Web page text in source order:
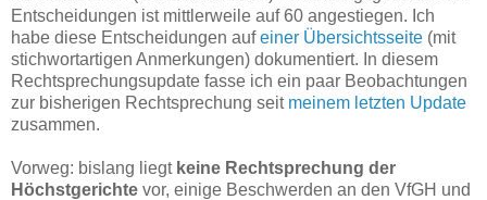
Entscheidungen ist mittlerweile auf 60 angestiegen. Ich
habe diese Entscheidungen aufeiner Übersichtsseite (mit
stichwortartigen Anmerkungen) dokumentiert. In diesem
Rechtsprechungsupdate fasse ich ein paar Beobachtungen
zur bisherigen Rechtsprechung seit meinem letzten Update
zusammen.
Vorweg: bislang liegt keine Rechtsprechung der
Höchstgerichte vor, einige Beschwerden an den VfGH und